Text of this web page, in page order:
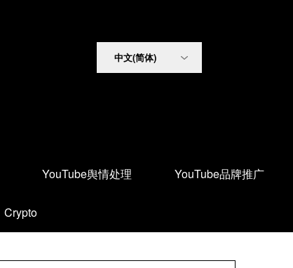
YouTube舆情处理 YouTube品牌推广
Crypto